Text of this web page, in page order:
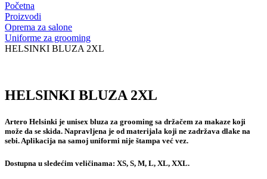
Početna
Proizvodi
Oprema za salone
Uniforme za grooming
HELSINKI BLUZA 2XL
HELSINKI BLUZA 2XL
Artero Helsinki je unisex bluza za grooming sa držačem za makaze koji
može da se skida. Napravljena je od materijala koji ne zadržava dlake na
sebi. Aplikacija na samoj uniformi nije štampa već vez.
Dostupna u sledećim veličinama: XS, S, M, L, XL, XXL.